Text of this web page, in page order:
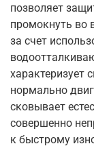
позволяет
промокнуть во
за счет
характеризует
нормально
сковывает
совершенно
к быстрому